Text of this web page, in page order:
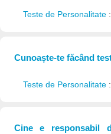
Teste de Personalitate
Cunoaște-te făcând
Teste de Personalitate
Cine e responsabil